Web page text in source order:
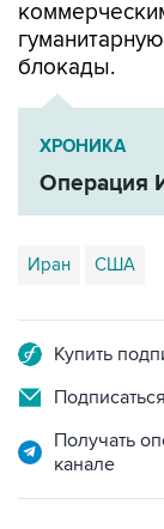
блокады.
ХРОНИКА
Операция
Иран США
Купить
Получать
канале